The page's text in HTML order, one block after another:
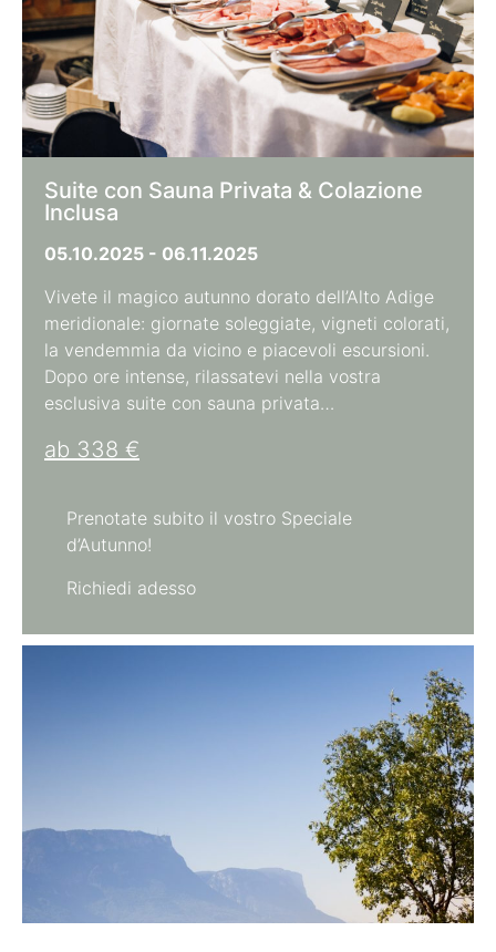
Suite con Sauna Privata & Colazione
Inclusa
05.10.2025 - 06.11.2025
Vivete il magico autunno dorato dell’Alto Adige
meridionale: giornate soleggiate, vigneti colorati,
la vendemmia da vicino e piacevoli escursioni.
Dopo ore intense, rilassatevi nella vostra
esclusiva suite con sauna privata…
ab 338 €
Prenotate subito il vostro Speciale
d’Autunno!
Richiedi adesso